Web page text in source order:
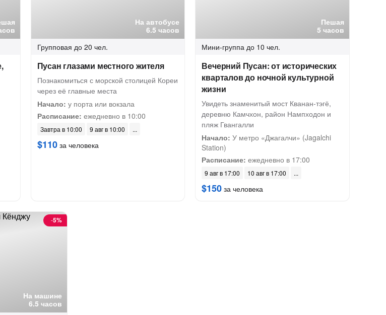
На автобусе
6.5 часов
Групповая до 20 чел.
Пусан глазами местного жителя
Познакомиться с морской столицей Кореи
через её главные места
Начало: у порта или вокзала
Расписание: ежедневно в 10:00
Завтра в 10:00 9 авг в 10:00
$110за человека
Пешая
5 часов
Мини-группа до 10 чел.
Вечерний Пусан: от исторических
кварталов до ночной культурной
жизни
Увидеть знаменитый мост Кванан-тэгё,
деревню Камчхон, район Нампходон и
пляж Гвангалли
Начало: У метро «Джагалчи» (Jagalchi
Station)
Расписание: ежедневно в 17:00
9 авг в 17:00 10 авг в 17:00
$150 за человека
На машине
6.5 часов
-5%